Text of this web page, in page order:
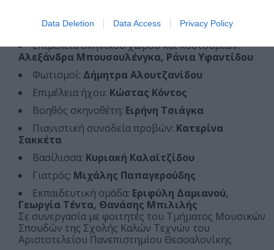
Data Deletion Data Access Privacy Policy
Σκηνοθεσία, επιμέλεια κίνησης Ιωάννα Μήτσικα
Επιμέλεια σκηνικού χώρου και κοστουμιών:
Αλεξάνδρα Μπουσουλένγκα, Ράνια Υφαντίδου
Φωτισμοί: Δήμητρα Αλουτζανίδου
Επιμέλεια ήχου: Κώστας Κόντος
Βοηθός σκηνοθέτη: Ειρήνη Τσιάγκα
Πιανιστική συνοδεία προβών: Κατερίνα
Σακκέτα
Βασίλισσα: Κυριακή Καλαϊτζίδου
Γιατρός: Μιχάλης Παπαγερούδης
Εκπαιδευτική ομάδα: Εριφύλη Δαμιανού,
Γεωργία Τέντα, Θανάσης Μπιλιλής
Σε συνεργασία με φοιτητές του Τμήματος Μουσικών
Σπουδών της Σχολής Καλών Τεχνών του
Αριστοτελείου Πανεπιστημίου Θεσσαλονίκης